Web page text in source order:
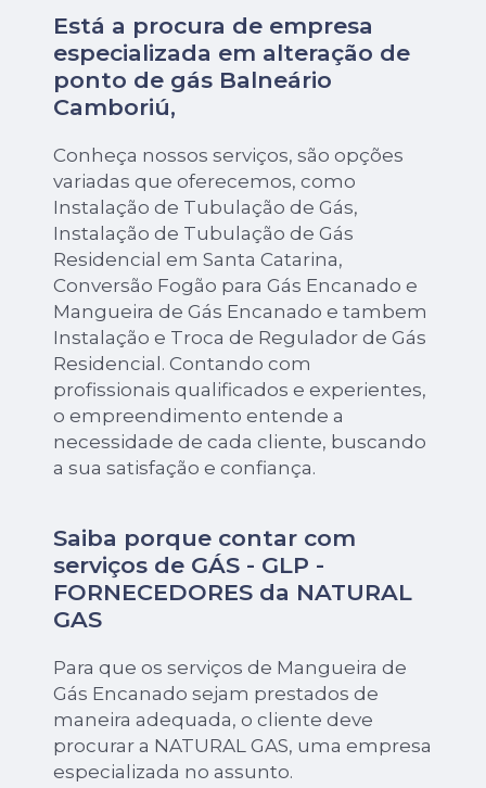
Está a procura de empresa
especializada em alteração de
ponto de gás Balneário
Camboriú,
Conheça nossos serviços, são opções
variadas que oferecemos, como
Instalação de Tubulação de Gás,
Instalação de Tubulação de Gás
Residencial em Santa Catarina,
Conversão Fogão para Gás Encanado e
Mangueira de Gás Encanado e tambem
Instalação e Troca de Regulador de Gás
Residencial. Contando com
profissionais qualificados e experientes,
o empreendimento entende a
necessidade de cada cliente, buscando
a sua satisfação e confiança.
Saiba porque contar com
serviços de GÁS - GLP -
FORNECEDORES da NATURAL
GAS
Para que os serviços de Mangueira de
Gás Encanado sejam prestados de
maneira adequada, o cliente deve
procurar a NATURAL GAS, uma empresa
especializada no assunto.